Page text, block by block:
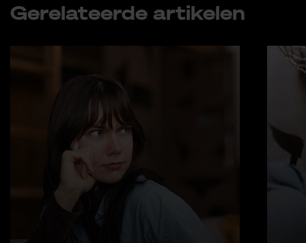
Ge­re­la­teer­de ar­ti­ke­len